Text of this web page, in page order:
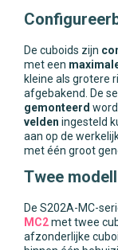
De cuboids zijn
met een
kleine als grotere
afgebakend. De
gemonteerd
velden ingesteld
aan op de
met één groot
Twee
De S202A-MC-
MC2met twee
afzonderlijke